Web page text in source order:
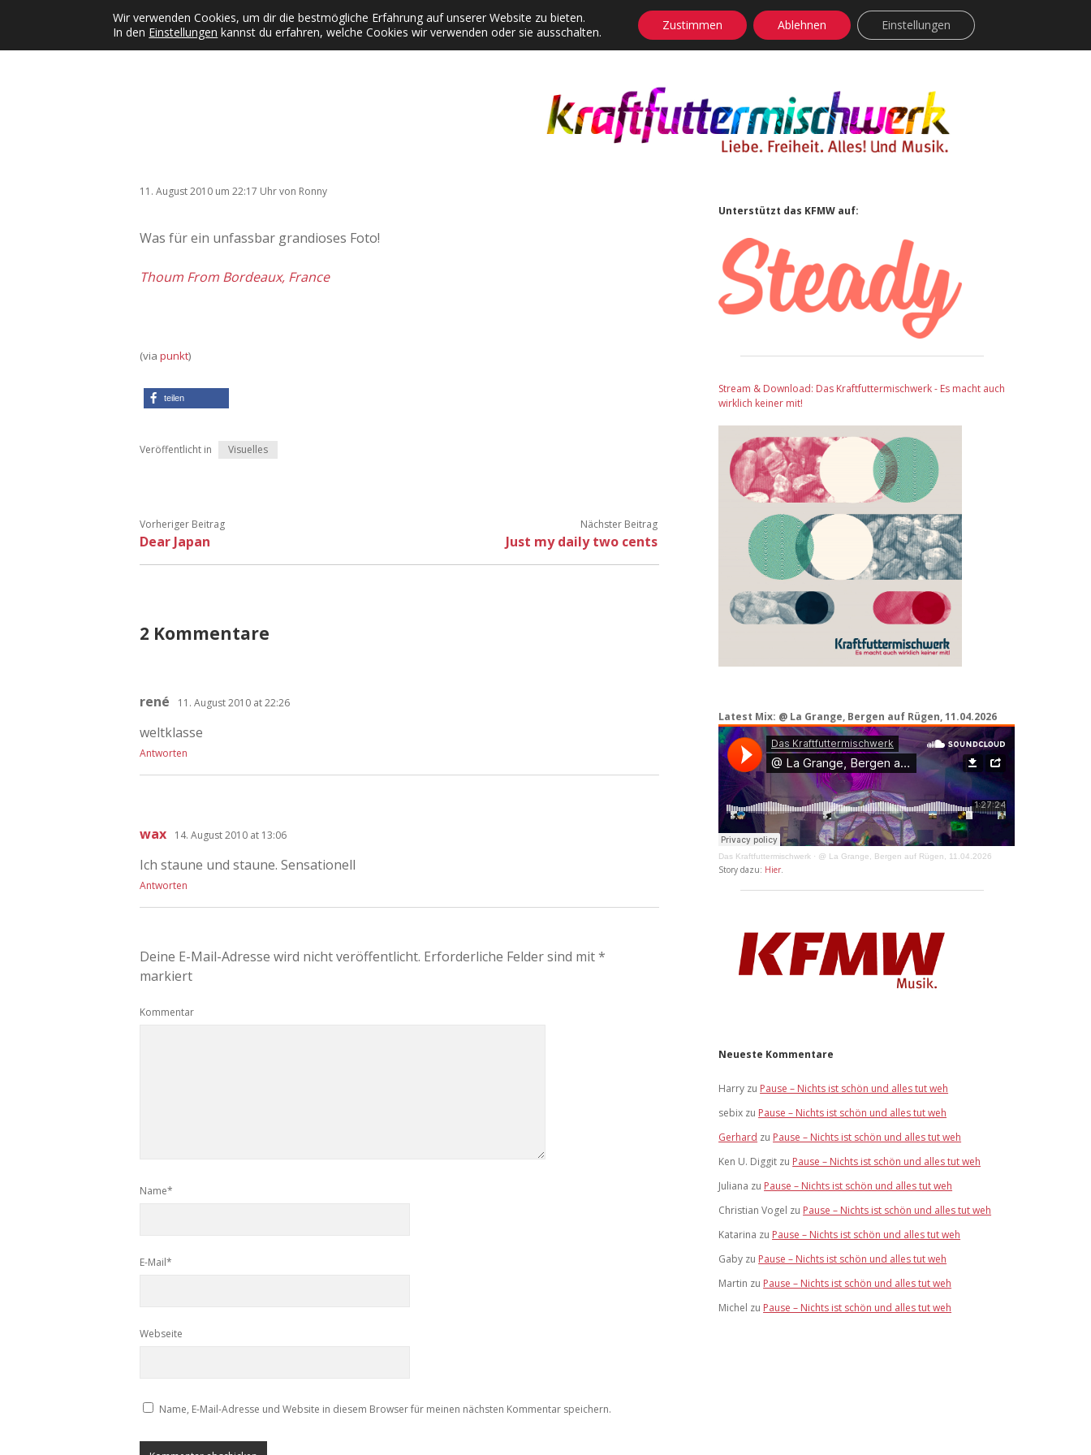
Kategorien Dropdown-Menü öffnen
KFMW-Disco Dates Instagrams Contact Adventskalender Dropdown-Menü öffnen facebook
instagram
rss soundcloud
vimeoBluesky
11. August 2010 um 22:17 Uhrvon Ronny
Was für ein unfassbar grandioses Foto!
Thoum From Bordeaux, France
(via punkt)
teilen
Veröffentlicht in Visuelles
Vorheriger Beitrag
Dear Japan
Nächster Beitrag
Just my daily two cents
2 Kommentare
rené 11. August 2010 at 22:26
weltklasse
Antworten
wax 14. August 2010 at 13:06
Ich staune und staune. Sensationell
Antworten
Deine E-Mail-Adresse wird nicht veröffentlicht. Erforderliche Felder sind mit*
markiert
Kommentar
Name*
E-Mail*
Webseite
Name, E-Mail-Adresse und Website in diesem Browser für meinen nächsten Kommentar speichern.
Sidebar
Unterstützt das KFMW auf:
Stream & Download: Das Kraftfuttermischwerk - Es macht auch
wirklich keiner mit!
Latest Mix: @ La Grange, Bergen auf Rügen, 11.04.2026
Das Kraftfuttermischwerk · @ La Grange, Bergen auf Rügen, 11.04.2026
Story dazu: Hier.
Neueste Kommentare
Harry zu Pause – Nichts ist schön und alles tut weh
sebix zu Pause – Nichts ist schön und alles tut weh
Gerhard zu Pause – Nichts ist schön und alles tut weh
Ken U. Diggit zu Pause – Nichts ist schön und alles tut weh
Juliana zu Pause – Nichts ist schön und alles tut weh
Christian Vogel zu Pause – Nichts ist schön und alles tut weh
Katarina zu Pause – Nichts ist schön und alles tut weh
Gaby zu Pause – Nichts ist schön und alles tut weh
Martin zu Pause – Nichts ist schön und alles tut weh
Michel zu Pause – Nichts ist schön und alles tut weh
Wir verwenden Cookies, um dir die bestmögliche Erfahrung auf unserer Website zu bieten.
In den Einstellungen kannst du erfahren, welche Cookies wir verwenden oder sie ausschalten. Zustimmen Ablehnen Einstellungen